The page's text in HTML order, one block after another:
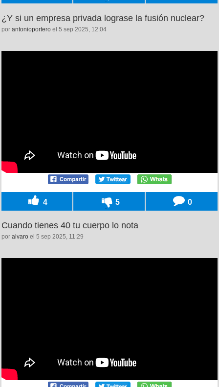
¿Y si un empresa privada lograse la fusión nuclear?
por antonioportero el 5 sep 2025, 12:04
4 5 0
Cuando tienes 40 tu cuerpo lo nota
por alvaro el 5 sep 2025, 11:29